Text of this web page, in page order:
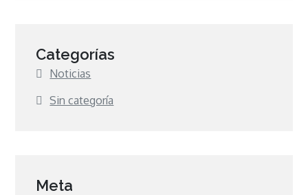
Categorías
Noticias
Sin categoría
Meta